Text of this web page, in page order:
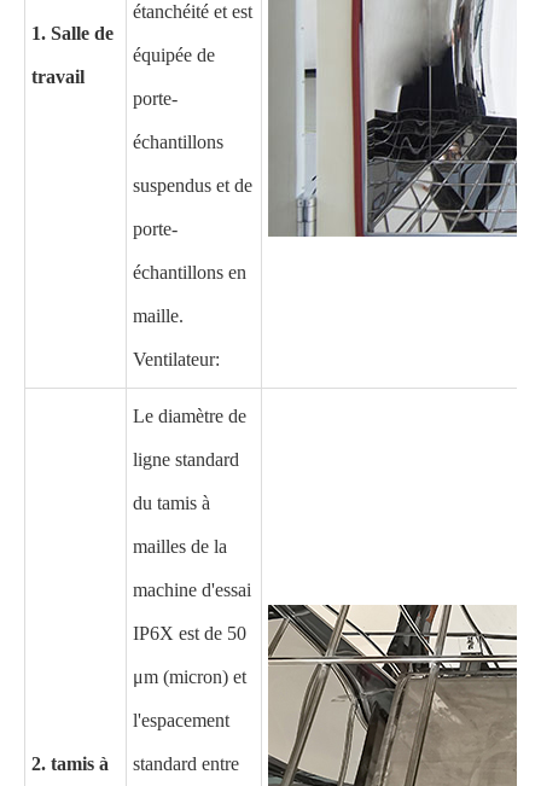
1. Salle de
travail
étanchéité et est
équipée de
porte-
échantillons
suspendus et de
porte-
échantillons en
maille.
Ventilateur:
2. tamis à
Le diamètre de
ligne standard
du tamis à
mailles de la
machine d'essai
IP6X est de 50
μm (micron) et
l'espacement
standard entre